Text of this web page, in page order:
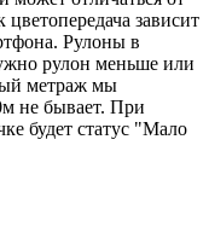
цветопередача зависит
Рулоны в
рулон меньше или
метраж мы
не бывает. При
будет статус "Мало